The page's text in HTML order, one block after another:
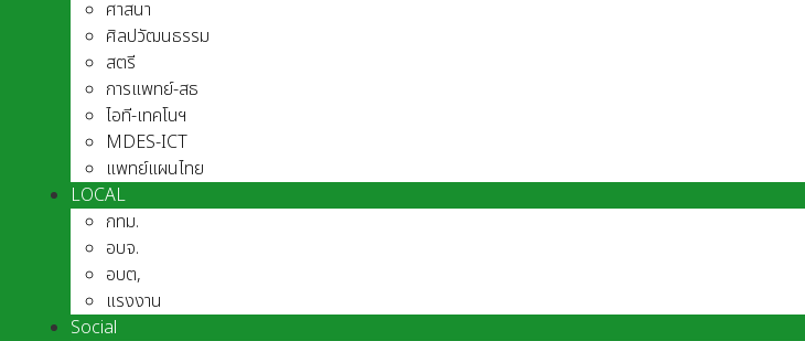
ศาสนา
ศิลปวัฒนธรรม
สตรี
การแพทย์-สธ
ไอที-เทคโนฯ
MDES-ICT
แพทย์แผนไทย
LOCAL
กทม.
อบจ.
อบต,
แรงงาน
Social